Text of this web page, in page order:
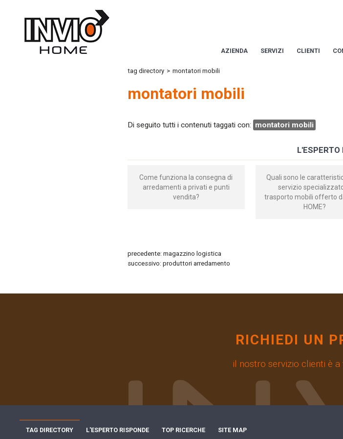
AZIENDA SERVIZI CLIENTI
tag directory > montatori mobili
montatori mobili
Di seguito tutti i contenuti taggati con: montatori mobili
L'ESPERTO
Come funziona la consegna di
arredamenti a privati e punti
vendita?
Quali sono le
servizio
trasporto mobili offerto
HOME?
precedente: magazzino logistica
successivo: produttori arredamento
RICHIEDI UN
il nostro servizio clienti è a
TAG DIRECTORY L'ESPERTO RISPONDE TOP RICERCHE SITE MAP